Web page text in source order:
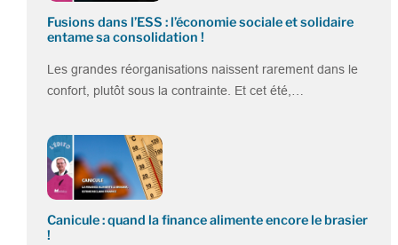
Fusions dans l’ESS : l’économie sociale et solidaire
entame sa consolidation !
Les grandes réorganisations naissent rarement dans le
confort, plutôt sous la contrainte. Et cet été,…
Canicule : quand la finance alimente encore le brasier
!